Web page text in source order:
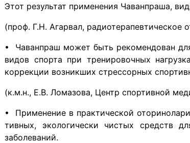
Этот результат применения Чаванпраша,
(проф. Г.Н. Агарвал, радиотерапевтическое
• Чаванпраш может быть рекомендован
видов спорта при тренировочных
коррекции возникших стрессорных
(к.м.н., Е.В. Ломазова, Центр спортивной
• Применение в практической
тивных, экологически чистых средств
заболеваний.